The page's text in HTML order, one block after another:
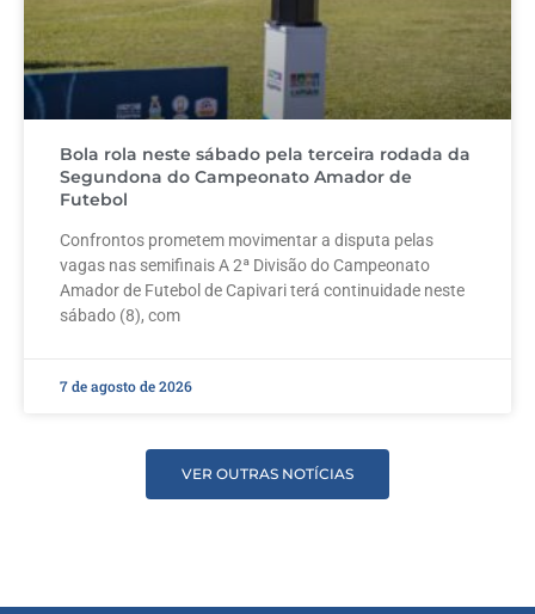
Bola rola neste sábado pela terceira rodada da
Segundona do Campeonato Amador de
Futebol
Confrontos prometem movimentar a disputa pelas
vagas nas semifinais A 2ª Divisão do Campeonato
Amador de Futebol de Capivari terá continuidade neste
sábado (8), com
7 de agosto de 2026
VER OUTRAS NOTÍCIAS